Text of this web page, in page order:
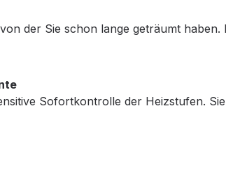
der Sie schon lange geträumt
Sofortkontrolle der Heizstufen.